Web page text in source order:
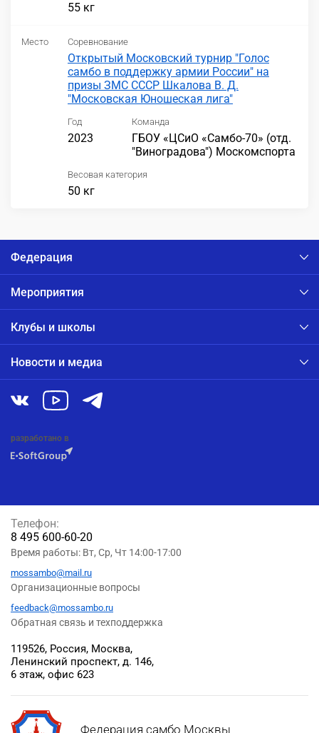
55 кг
Место Соревнование
Открытый Московский турнир "Голос
самбо в поддержку армии России" на
призы ЗМС СССР Шкалова В. Д.
"Московская Юношеская лига"
Год
2023
Команда
ГБОУ «ЦСиО «Самбо-70» (отд.
"Виноградова") Москомспорта
Весовая категория
50 кг
Федерация
Мероприятия
Клубы и школы
Новости и медиа
разработано в
Федерация самбо Москвы
119526, Россия, Москва,
Ленинский проспект, д. 146,
6 этаж, офис 623
Телефон:
8 495 600-60-20
Время работы: Вт, Ср, Чт 14:00-17:00
mossambo@mail.ru
Организационные вопросы
feedback@mossambo.ru
Обратная связь и техподдержка